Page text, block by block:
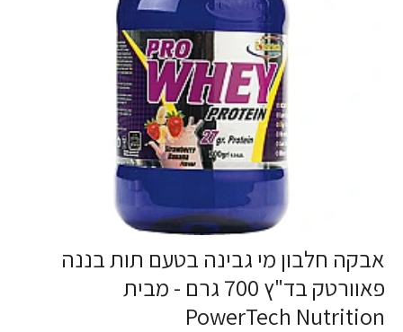
אבקה חלבון מי גבינה בטעם תות בננה
פאוורטק בד"ץ 700 גרם - מבית
PowerTech Nutrition